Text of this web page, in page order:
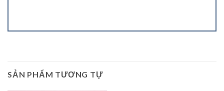
SẢN PHẨM TƯƠNG TỰ